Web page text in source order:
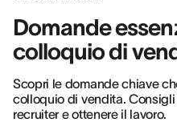
Domande
colloquio di
Scopri le domande chiave
colloquio di vendita.
recruiter e ottenere il lavoro.